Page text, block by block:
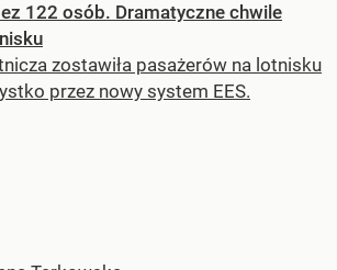
122 osób. Dramatyczne chwile
zostawiła pasażerów na lotnisku
przez nowy system EES.